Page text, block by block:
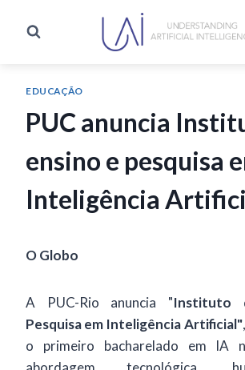
EDUCAÇÃO
PUC anuncia
ensino e pesquisa
Inteligência
O Globo
A PUC-Rio anuncia "Instituto
Pesquisa em Inteligência Artificial"
o primeiro bacharelado em IA